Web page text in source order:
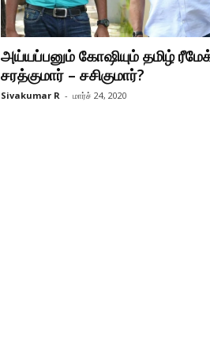
அய்யப்பனும் கோஷியும் தமிழ்
சரத்குமார் – சசிகுமார்?
Sivakumar R - மார்ச் 24, 2020